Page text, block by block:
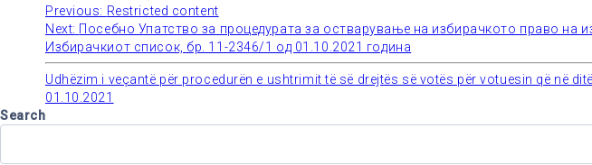
Post
navigation
Previous: Restricted content
Next: Посебно Упатство за процедурата за остварување на избирачкото право на
Избирачкиот список, бр. 11-2346/1 од 01.10.2021 година
Udhëzim i veçantë për procedurën e ushtrimit të së drejtës së votës për votuesin që në
01.10.2021
Search